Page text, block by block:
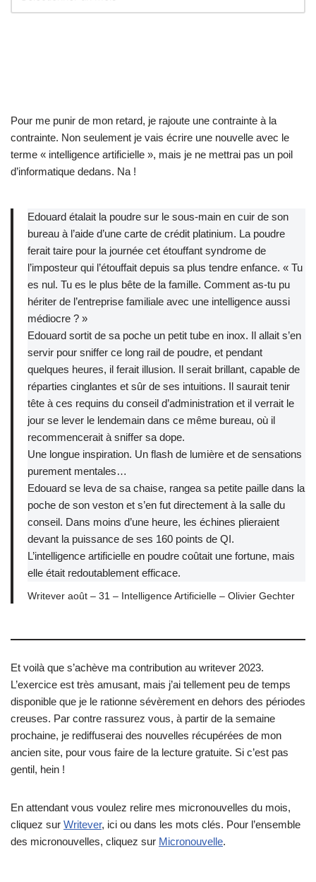
Pour me punir de mon retard, je rajoute une contrainte à la
contrainte. Non seulement je vais écrire une nouvelle avec le
terme « intelligence artificielle », mais je ne mettrai pas un poil
d’informatique dedans. Na !
Edouard étalait la poudre sur le sous-main en cuir de son
bureau à l’aide d’une carte de crédit platinium. La poudre
ferait taire pour la journée cet étouffant syndrome de
l’imposteur qui l’étouffait depuis sa plus tendre enfance. « Tu
es nul. Tu es le plus bête de la famille. Comment as-tu pu
hériter de l’entreprise familiale avec une intelligence aussi
médiocre ? »
Edouard sortit de sa poche un petit tube en inox. Il allait s’en
servir pour sniffer ce long rail de poudre, et pendant
quelques heures, il ferait illusion. Il serait brillant, capable de
réparties cinglantes et sûr de ses intuitions. Il saurait tenir
tête à ces requins du conseil d’administration et il verrait le
jour se lever le lendemain dans ce même bureau, où il
recommencerait à sniffer sa dope.
Une longue inspiration. Un flash de lumière et de sensations
purement mentales…
Edouard se leva de sa chaise, rangea sa petite paille dans la
poche de son veston et s’en fut directement à la salle du
conseil. Dans moins d’une heure, les échines plieraient
devant la puissance de ses 160 points de QI.
L’intelligence artificielle en poudre coûtait une fortune, mais
elle était redoutablement efficace.
Writever août – 31 – Intelligence Artificielle – Olivier Gechter
Et voilà que s’achève ma contribution au writever 2023.
L’exercice est très amusant, mais j’ai tellement peu de temps
disponible que je le rationne sévèrement en dehors des périodes
creuses. Par contre rassurez vous, à partir de la semaine
prochaine, je rediffuserai des nouvelles récupérées de mon
ancien site, pour vous faire de la lecture gratuite. Si c’est pas
gentil, hein !
En attendant vous voulez relire mes micronouvelles du mois,
cliquez sur Writever, ici ou dans les mots clés. Pour l’ensemble
des micronouvelles, cliquez sur Micronouvelle.